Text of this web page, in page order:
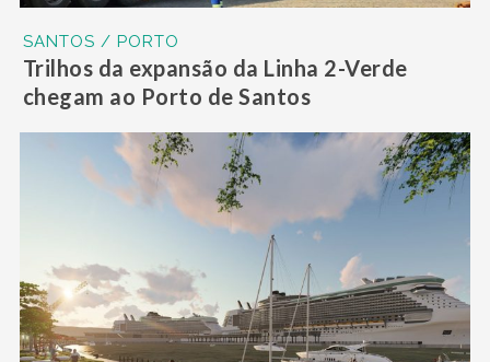
SANTOS / PORTO
Trilhos da expansão da Linha 2-Verde
chegam ao Porto de Santos